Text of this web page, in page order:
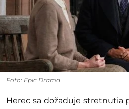
Foto: Epic Drama
Herec sa dožaduje stretnutia